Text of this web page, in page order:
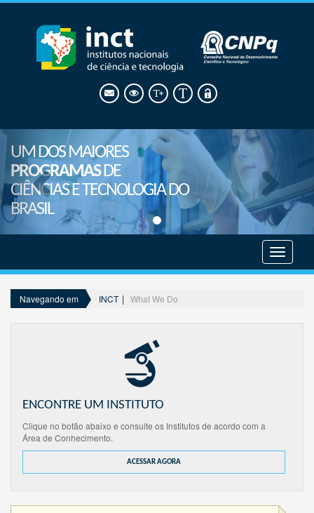
UM DOS MAIORES
PROGRAMASDE
CIÊNCIAS E TECNOLOGIA DO
BRASIL
menu
Navegando em INCT What We Do
ENCONTRE UM INSTITUTO
Clique no botão abaixo e consulte os Institutos de acordo com a
Área de Conhecimento.
ACESSAR AGORA